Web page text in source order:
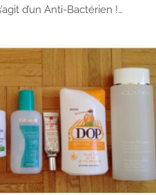
d’un Anti-Bactérien !…